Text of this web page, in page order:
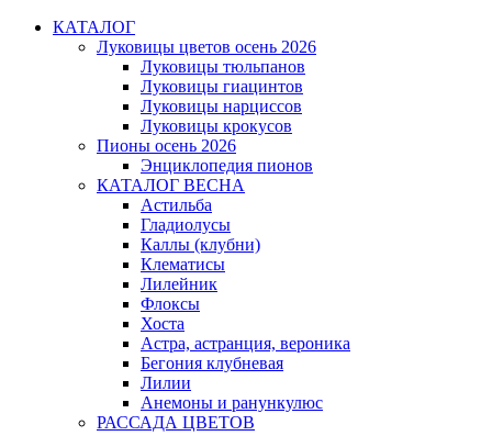
КАТАЛОГ
Луковицы цветов осень 2026
Луковицы тюльпанов
Луковицы гиацинтов
Луковицы нарциссов
Луковицы крокусов
Пионы осень 2026
Энциклопедия пионов
КАТАЛОГ ВЕСНА
Астильба
Гладиолусы
Каллы (клубни)
Клематисы
Лилейник
Флоксы
Хоста
Астра, астранция, вероника
Бегония клубневая
Лилии
Анемоны и ранункулюс
РАССАДА ЦВЕТОВ